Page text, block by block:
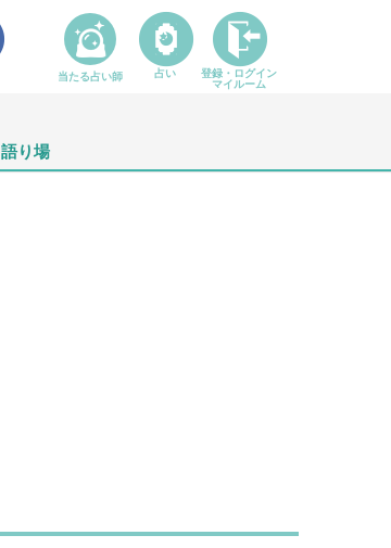
語り場
当たる占い師 占い
登録・ログイン
マイルーム